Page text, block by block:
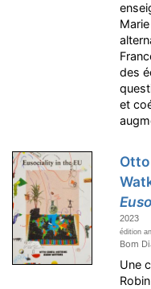
des
et
2023
édition
Bom
Une